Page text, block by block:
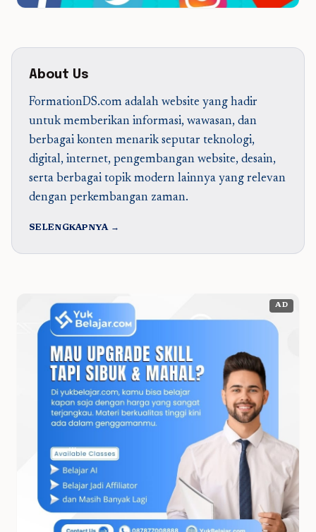
About Us
FormationDS.com adalah website yang hadir
untuk memberikan informasi, wawasan, dan
berbagai konten menarik seputar teknologi,
digital, internet, pengembangan website, desain,
serta berbagai topik modern lainnya yang relevan
dengan perkembangan zaman.
SELENGKAPNYA →
AD